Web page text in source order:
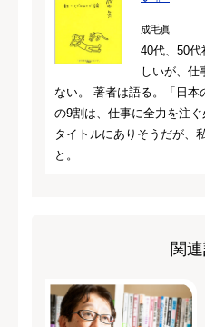
成毛眞
40代、50
しいが、仕
ない。 著者は語る。「日本
の9割は、仕事に全力を注
タイトルにありそうだが、
と。
関